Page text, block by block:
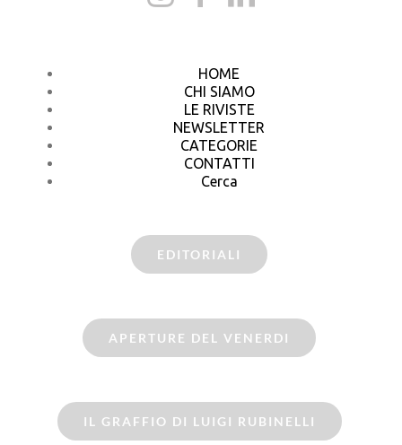
HOME
CHI SIAMO
LE RIVISTE
NEWSLETTER
CATEGORIE
CONTATTI
Cerca
EDITORIALI
APERTURE DEL VENERDI
IL GRAFFIO DI LUIGI RUBINELLI